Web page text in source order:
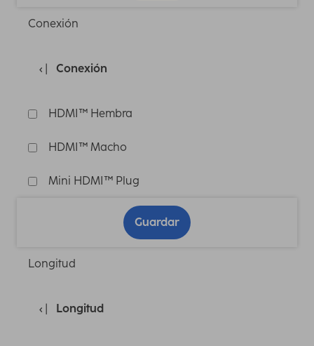
Conexión
Conexión
HDMI™ Hembra
HDMI™ Macho
Mini HDMI™ Plug
Guardar
Longitud
Longitud